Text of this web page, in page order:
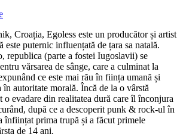
Croația, Egoless este un producător și artist
este puternic influențată de țara sa natală.
republica (parte a fostei Iugoslavii) se
vărsarea de sânge, care a culminat la
ce este mai rău în ființa umană și
în autoritate morală. Încă de la o vârstă
o evadare din realitatea dură care îl înconjura
după ce a descoperit punk & rock-ul în
înființat prima trupă și a făcut primele
de 14 ani.